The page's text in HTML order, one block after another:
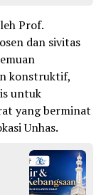
Prof.
dan sivitas
konstruktif,
untuk
yang berminat
Unhas.